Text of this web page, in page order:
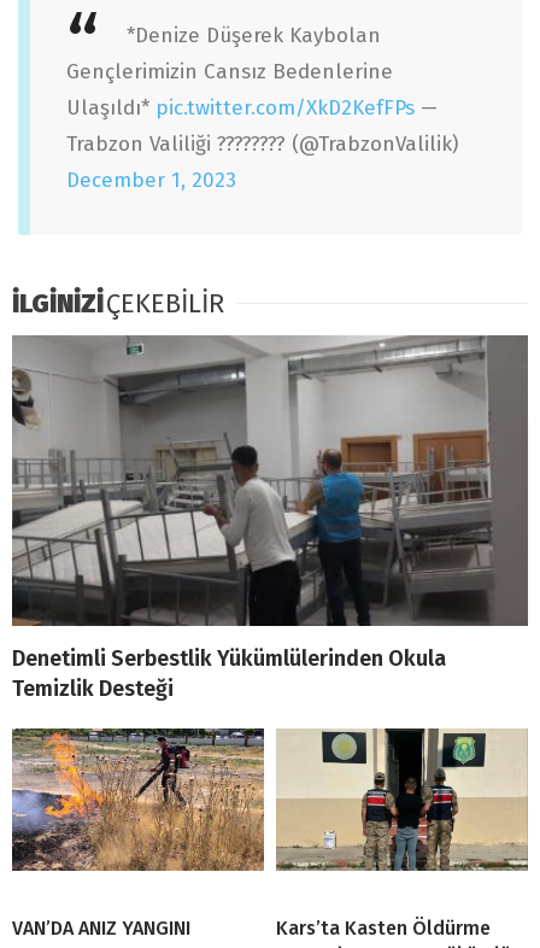
*Denize Düşerek Kaybolan
Gençlerimizin Cansız Bedenlerine
Ulaşıldı* pic.twitter.com/XkD2KefFPs —
Trabzon Valiliği ???????? (@TrabzonValilik)
December 1, 2023
İLGİNİZİÇEKEBİLİR
Denetimli Serbestlik Yükümlülerinden Okula
Temizlik Desteği
VAN’DA ANIZ YANGINI
Kars’ta Kasten Öldürme